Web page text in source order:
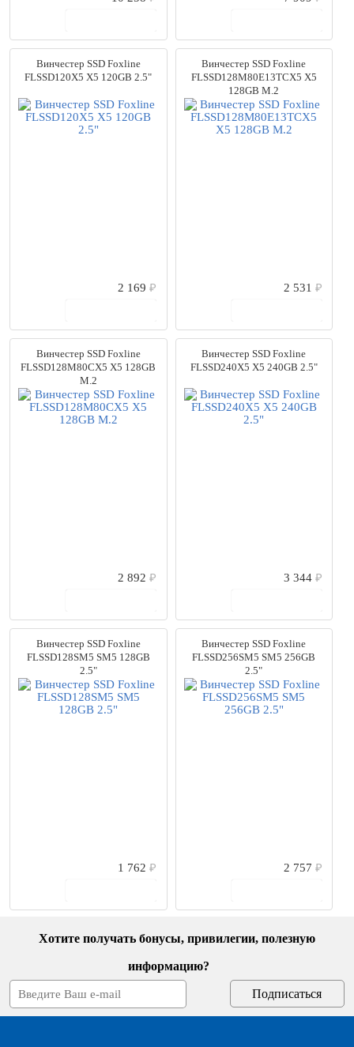
Винчестер SSD Foxline
FLSSD120X5 X5 120GB 2.5"
2 169₽
Винчестер SSD Foxline
FLSSD128M80E13TCX5 X5
128GB M.2
2 531 ₽
Винчестер SSD Foxline
FLSSD128M80CX5 X5 128GB
M.2
2 892₽
Винчестер SSD Foxline
FLSSD240X5 X5 240GB 2.5"
3 344 ₽
Винчестер SSD Foxline
FLSSD128SM5 SM5 128GB
2.5"
1 762₽
Винчестер SSD Foxline
FLSSD256SM5 SM5 256GB
2.5"
2 757 ₽
Хотите получать бонусы, привилегии, полезную
информацию?